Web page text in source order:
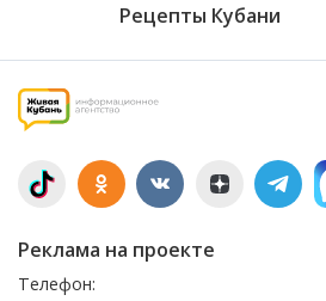
Рецепты Кубани
Реклама на проекте
Телефон: